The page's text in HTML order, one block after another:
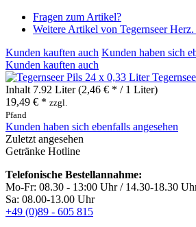
Fragen zum Artikel?
Weitere Artikel von Tegernseer
Kunden kauften auch Kunden haben sich
Kunden kauften auch
Inhalt 7.92 Liter(2,46 € * / 1 Liter)
19,49 € * zzgl.
Pfand
Kunden haben sich ebenfalls angesehen
Zuletzt angesehen
Getränke Hotline
Telefonische Bestellannahme:
Mo-Fr: 08.30 - 13:00 Uhr / 14.30-18.30
Sa: 08.00-13.00 Uhr
+49 (0)89 - 605 815